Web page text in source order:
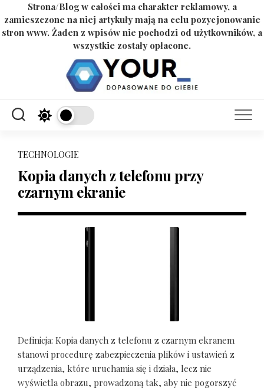
Strona/Blog w całości ma charakter reklamowy, a
zamieszczone na niej artykuły mają na celu pozycjonowanie
stron www. Żaden z wpisów nie pochodzi od użytkowników, a
wszystkie zostały opłacone.
TECHNOLOGIE
Kopia danych z telefonu przy
czarnym ekranie
Definicja: Kopia danych z telefonu z czarnym ekranem
stanowi procedurę zabezpieczenia plików i ustawień z
urządzenia, które uruchamia się i działa, lecz nie
wyświetla obrazu, prowadzoną tak, aby nie pogorszyć